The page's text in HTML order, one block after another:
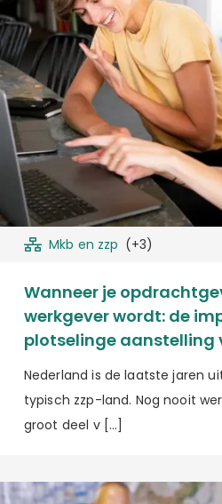
Mkb en zzp (+3)
Wanneer je
werkgever wordt: de
plotselinge aanstelling
Nederland is de laatste jaren
typisch zzp-land. Nog nooit
groot deel v […]